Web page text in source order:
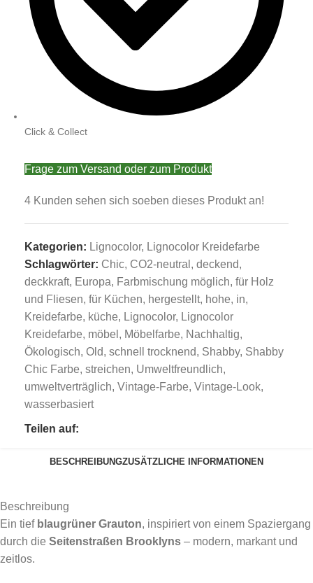
Click & Collect
Frage zum Versand oder zum Produkt
4 Kunden sehen sich soeben dieses Produkt an!
Kategorien: Lignocolor, Lignocolor Kreidefarbe
Schlagwörter: Chic, CO2-neutral , deckend,
deckkraft, Europa, Farbmischung möglich, für Holz
und Fliesen, für Küchen, hergestellt, hohe, in,
Kreidefarbe, küche, Lignocolor, Lignocolor
Kreidefarbe, möbel , Möbelfarbe, Nachhaltig,
Ökologisch, Old, schnell trocknend, Shabby, Shabby
Chic Farbe, streichen, Umweltfreundlich,
umweltverträglich, Vintage-Farbe, Vintage-Look,
wasserbasiert
Teilen auf:
BESCHREIBUNGZUSÄTZLICHE INFORMATIONEN
Beschreibung
Ein tief blaugrüner Grauton, inspiriert von einem Spaziergang
durch die Seitenstraßen Brooklyns – modern, markant und
zeitlos.